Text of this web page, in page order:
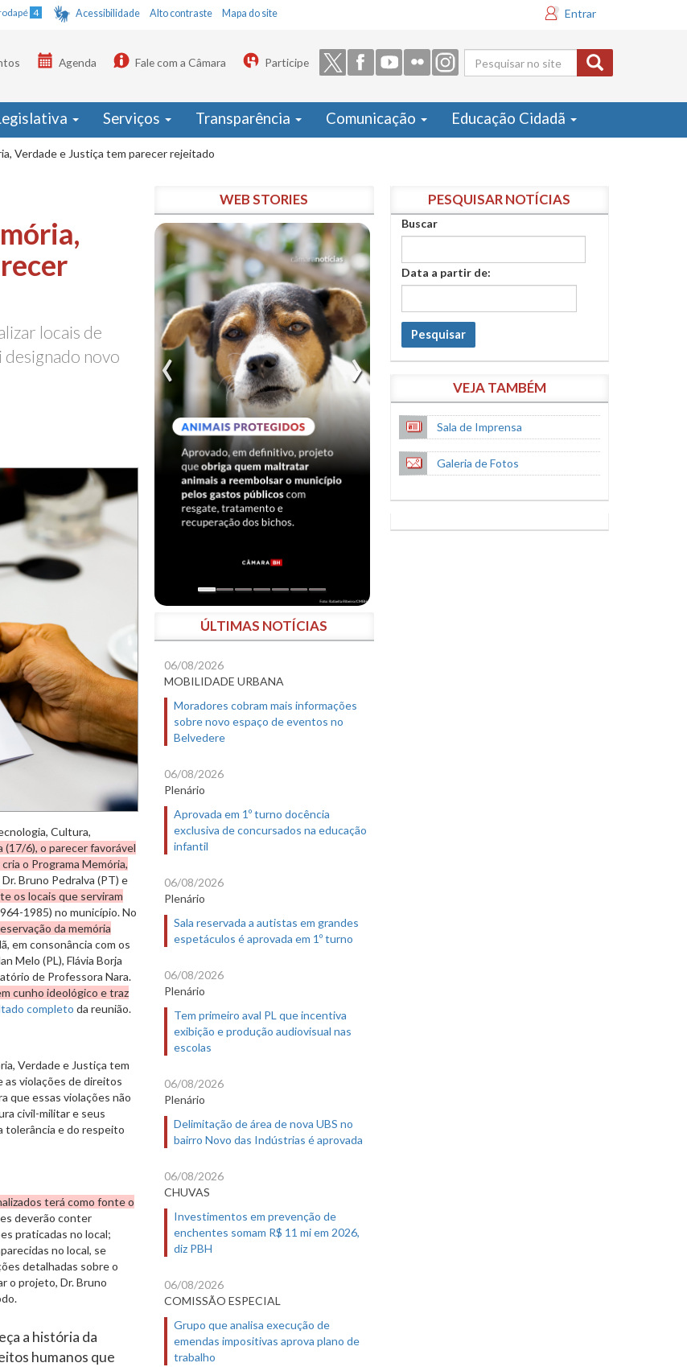
4 Acessibilidade Alto contraste Mapa do site Entrar
Formulário
de busca
Agenda Fale com a Câmara Participe
Serviços Transparência Comunicação Educação Cidadã
Verdade e Justiça tem parecer rejeitado
locais de
novo
Cultura,
6), o parecer favorável
cria o Programa Memória,
Bruno Pedralva (PT) e
os locais que serviram
1985) no município. No
da memória
em consonância com os
Melo (PL), Flávia Borja
de Professora Nara.
cunho ideológico e traz
completo da reunião.
Verdade e Justiça tem
as violações de direitos
que essas violações não
civil-militar e seus
tolerância e do respeito
terá como fonte o
deverão conter
praticadas no local;
no local, se
detalhadas sobre o
o projeto, Dr. Bruno
a história da
humanos que
WEB STORIES
ÚLTIMAS NOTÍCIAS
06/08/2026
MOBILIDADE URBANA
Moradores cobram mais informações
sobre novo espaço de eventos no
Belvedere
06/08/2026
Plenário
Aprovada em 1º turno docência
exclusiva de concursados na educação
infantil
06/08/2026
Plenário
Sala reservada a autistas em grandes
espetáculos é aprovada em 1º turno
06/08/2026
Plenário
Tem primeiro aval PL que incentiva
exibição e produção audiovisual nas
escolas
06/08/2026
Plenário
Delimitação de área de nova UBS no
bairro Novo das Indústrias é aprovada
06/08/2026
CHUVAS
Investimentos em prevenção de
enchentes somam R$ 11 mi em 2026,
diz PBH
06/08/2026
COMISSÃO ESPECIAL
Grupo que analisa execução de
emendas impositivas aprova plano de
trabalho
PESQUISAR NOTÍCIAS
Buscar
Data a partir de:
Pesquisar
VEJA TAMBÉM
Sala de Imprensa
Galeria de Fotos